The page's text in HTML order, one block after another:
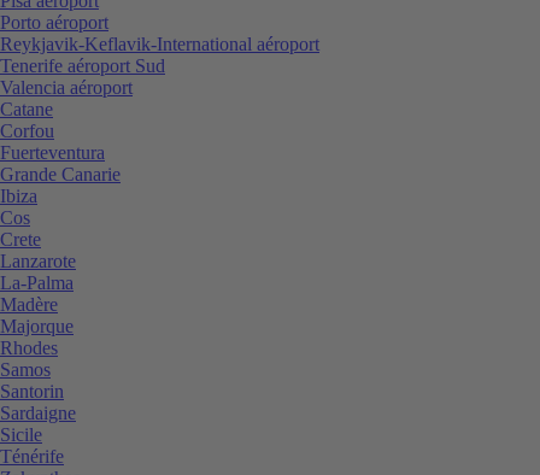
Porto aéroport
Reykjavik-Keflavik-International aéroport
Tenerife aéroport Sud
Valencia aéroport
Catane
Corfou
Fuerteventura
Grande Canarie
Ibiza
Cos
Crete
Lanzarote
La-Palma
Madère
Majorque
Rhodes
Samos
Santorin
Sardaigne
Sicile
Ténérife